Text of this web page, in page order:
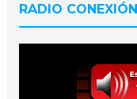
RADIO